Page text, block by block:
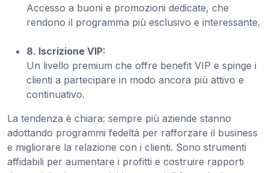
Accesso a buoni e promozioni dedicate, che
rendono il programma più esclusivo e interessante.
8. Iscrizione VIP:
Un livello premium che offre benefit VIP e spinge i
clienti a partecipare in modo ancora più attivo e
continuativo.
La tendenza è chiara: sempre più aziende stanno
adottando programmi fedeltà per rafforzare il business
e migliorare la relazione con i clienti. Sono strumenti
affidabili per aumentare i profitti e costruire rapporti